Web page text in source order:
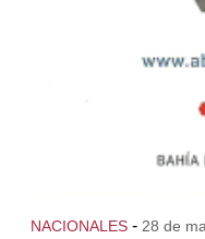
NACIONALES - 28 de